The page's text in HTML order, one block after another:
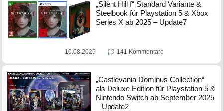
„Silent Hill f“ Standard Variante &
Steelbook für Playstation 5 & Xbox
Series X ab 2025 – Update7
10.08.2025 141 Kommentare
„Castlevania Dominus Collection“
als Deluxe Edition für Playstation 5 &
Nintendo Switch ab September 2025
– Update2